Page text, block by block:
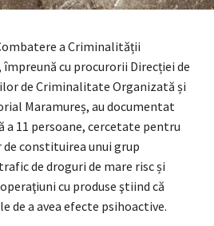
a Criminalității
cu procurorii Direcției de
de Criminalitate Organizată și
Maramureș, au documentat
11 persoane, cercetate pentru
constituirea unui grup
de droguri de mare risc și
cu produse ştiind că
de a avea efecte psihoactive.